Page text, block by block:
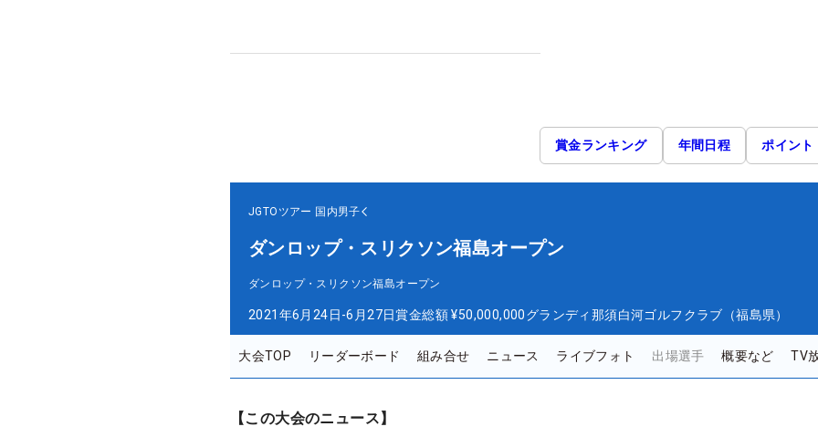
賞金ランキング 年間日程 ポイント
JGTOツアー 国内男子
ダンロップ・スリクソン福島オープン
ダンロップ・スリクソン福島オープン
2021年6月24日-6月27日賞金総額 ¥50,000,000グランディ那須白河ゴルフクラブ（福島県）
大会TOP リーダーボード 組み合せ ニュース ライブフォト 出場選手 概要など TV
【この大会のニュース】